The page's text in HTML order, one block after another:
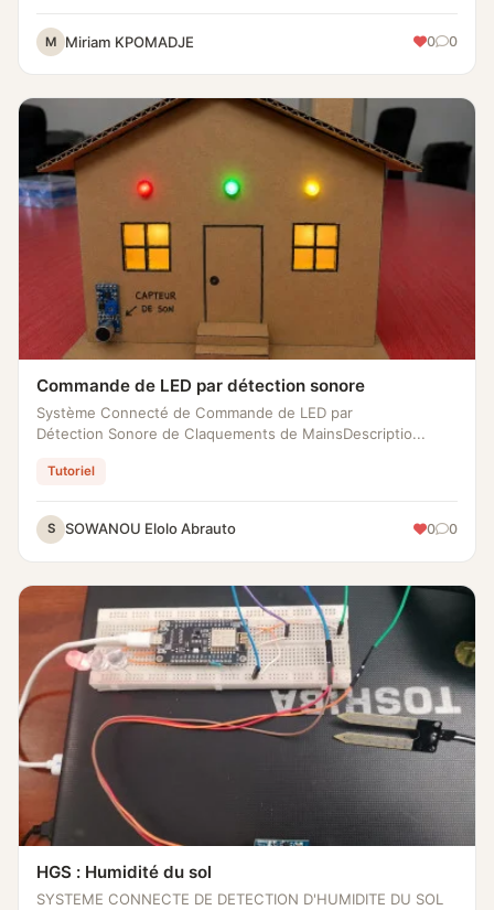
M Miriam KPOMADJE 0 0
Commande de LED par détection sonore
Système Connecté de Commande de LED par
Détection Sonore de Claquements de MainsDescriptio...
Tutoriel
S SOWANOU Elolo Abrauto 0 0
HGS : Humidité du sol
SYSTEME CONNECTE DE DETECTION D'HUMIDITE DU SOL